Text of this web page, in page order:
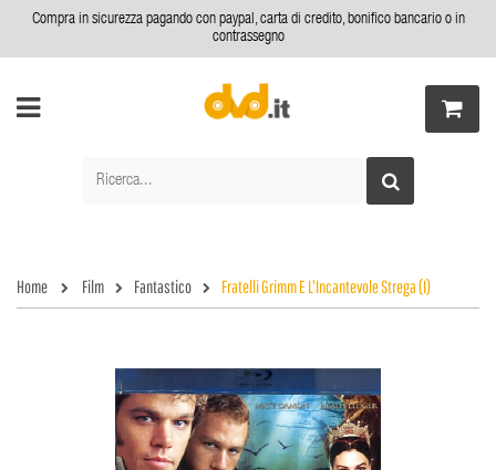
Compra in sicurezza pagando con paypal, carta di credito, bonifico bancario o in
contrassegno
Home Film Fantastico Fratelli Grimm E L'Incantevole Strega (I)